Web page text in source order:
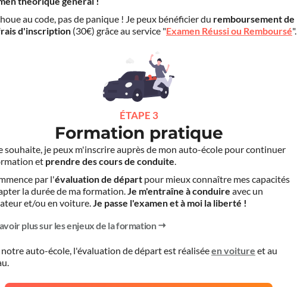
au code, pas de panique ! Je peux bénéficier du remboursement de
d'inscription (30€) grâce au service "Examen Réussi ou Remboursé".
ÉTAPE 3
Formation pratique
souhaite, je peux m'inscrire auprès de mon auto-école pour continuer
et prendre des cours de conduite.
par l'évaluation de départ pour mieux connaître mes capacités
la durée de ma formation.Je m'entraîne à conduire avec un
et/ou en voiture.Je passe l'examen et à moi la liberté !
plus sur les enjeux de la formation
notre auto-école, l'évaluation de départ est réaliséeen voiture etau
.